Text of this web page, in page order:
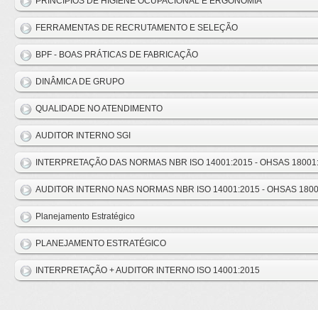
FERRAMENTAS DE RECRUTAMENTO E SELEÇÃO
BPF - BOAS PRÁTICAS DE FABRICAÇÃO
DINÂMICA DE GRUPO
QUALIDADE NO ATENDIMENTO
AUDITOR INTERNO SGI
INTERPRETAÇÃO DAS NORMAS NBR ISO 14001:2015 - OHSAS
AUDITOR INTERNO NAS NORMAS NBR ISO 14001:2015 - OHSAS
Planejamento Estratégico
PLANEJAMENTO ESTRATÉGICO
INTERPRETAÇÃO + AUDITOR INTERNO ISO 14001:2015